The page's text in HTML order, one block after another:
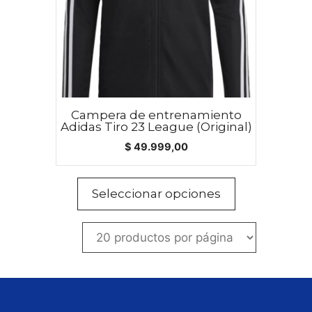
Campera de entrenamiento
Adidas Tiro 23 League (Original)
$ 49.999,00
Seleccionar opciones
opciones
se
pueden
elegir
en
la
página
de